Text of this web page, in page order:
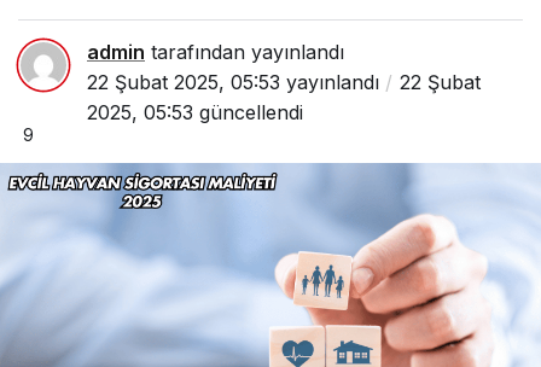
admin tarafından yayınlandı
22 Şubat 2025, 05:53 yayınlandı
22 Şubat
2025, 05:53 güncellendi
9